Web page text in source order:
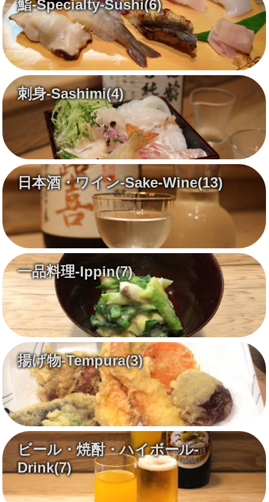
鮨-Specialty-Sushi(6)
刺身-Sashimi(4)
日本酒・ワイン-Sake-Wine(13)
一品料理-Ippin(7)
揚げ物-Tempura(3)
ビール・焼酎・ハイボール-
Drink(7)